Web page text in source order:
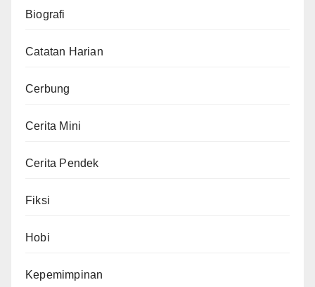
Biografi
Catatan Harian
Cerbung
Cerita Mini
Cerita Pendek
Fiksi
Hobi
Kepemimpinan